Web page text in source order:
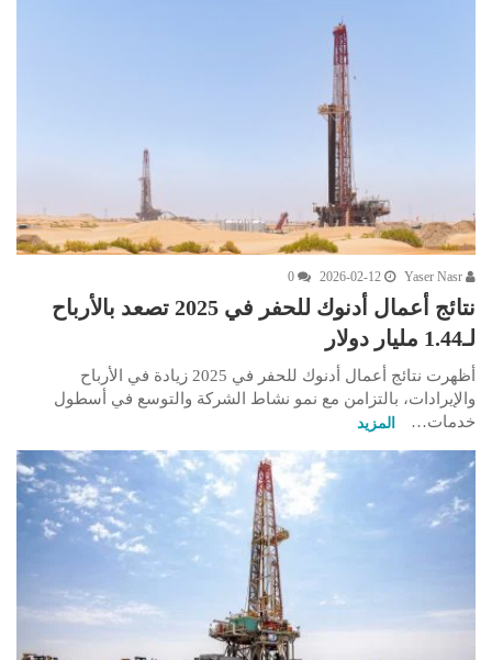
2026-02-12
0
نتائج أعمال أدنوك للحفر في 2025 تصعد بالأرباح
لـ1.44 مليار دولار
أظهرت نتائج أعمال أدنوك للحفر في 2025 زيادة في الأرباح
والإيرادات، بالتزامن مع نمو نشاط الشركة والتوسع في أسطول
خدمات…
المزيد